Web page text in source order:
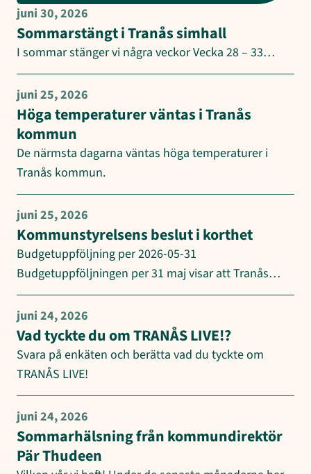
juni 30, 2026
Sommarstängt i Tranås simhall
I sommar stänger vi några veckor Vecka 28 – 33…
juni 25, 2026
Höga temperaturer väntas i Tranås
kommun
De närmsta dagarna väntas höga temperaturer i
Tranås kommun.
juni 25, 2026
Kommunstyrelsens beslut i korthet
Budgetuppföljning per 2026-05-31
Budgetuppföljningen per 31 maj visar att Tranås…
juni 24, 2026
Vad tyckte du om TRANÅS LIVE!?
Svara på enkäten och berätta vad du tyckte om
TRANÅS LIVE!
juni 24, 2026
Sommarhälsning från kommundirektör
Pär Thudeen